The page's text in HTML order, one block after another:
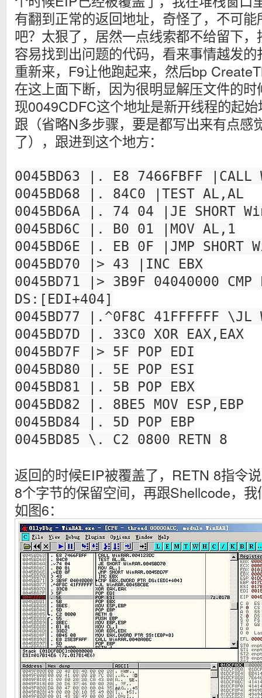
有翻到正常的返回地址，奇怪了，不可
吧？太狠了，居然一点线索都不给留下
容易找到出问题的代码，看来事情越发
重新来，F9让他跑起来，然后bp
在这上面下断，因为很明显解压文件的
现0049CDFC这个地址是新开线程的起
跟（省略N多步骤，要是都写出来有点感
了），跟进到这个地方：
0045BD63 |. E8 7466FBFF |CALL
0045BD68 |. 84C0 |TEST AL,AL
0045BD6A |. 74 04 |JE SHORT
0045BD6C |. B0 01 |MOV AL,1
0045BD6E |. EB 0F |JMP SHORT
0045BD70 |> 43 |INC EBX
0045BD71 |> 3B9F 04040000 CMP
DS:[EDI+404]
0045BD77 |.^0F8C 41FFFFFF \JL
0045BD7D |. 33C0 XOR EAX,EAX
0045BD7F |> 5F POP EDI
0045BD80 |. 5E POP ESI
0045BD81 |. 5B POP EBX
0045BD82 |. 8BE5 MOV ESP,EBP
0045BD84 |. 5D POP EBP
0045BD85 \. C2 0800 RETN 8
返回的时候EIP被覆盖了，RETN 8指令
8个字节的保留空间，再跟Shellcode，
如图6：